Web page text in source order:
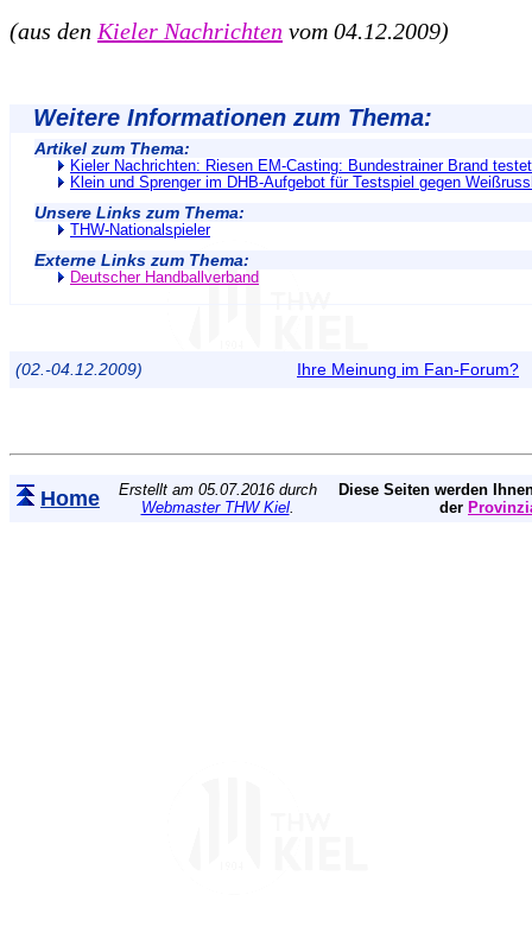
(aus den Kieler Nachrichten vom 04.12.2009)
Weitere Informationen zum Thema:
Artikel zum Thema:
Kieler Nachrichten: Riesen EM-Casting: Bundestrainer Brand
Klein und Sprenger im DHB-Aufgebot für Testspiel gegen
Unsere Links zum Thema:
THW-Nationalspieler
Externe Links zum Thema:
Deutscher Handballverband
(02.-04.12.2009) Ihre Meinung im Fan-Forum?
Home
Erstellt am 05.07.2016 durch
Webmaster THW Kiel.
Diese Seiten werden
der